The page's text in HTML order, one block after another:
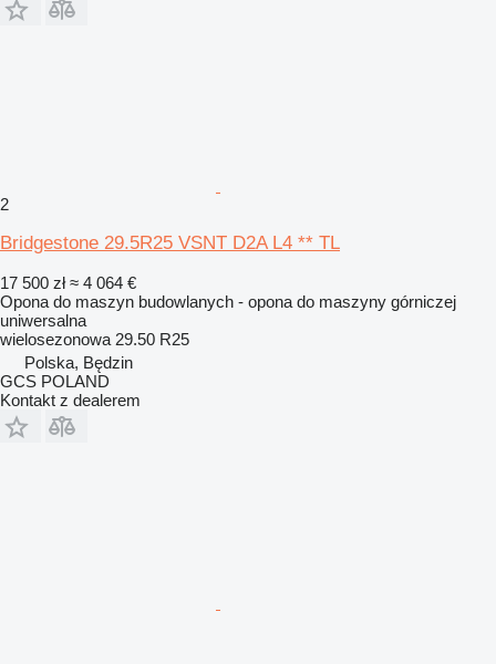
2
Bridgestone 29.5R25 VSNT D2A L4 ** TL
17 500 zł ≈ 4 064 €
Opona do maszyn budowlanych - opona do maszyny górniczej
uniwersalna
wielosezonowa 29.50 R25
Polska, Będzin
GCS POLAND
Kontakt z dealerem